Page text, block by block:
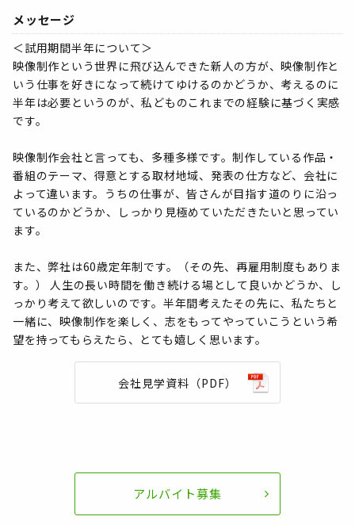
メッセージ
＜試用期間半年について＞
映像制作という世界に飛び込んできた新人の方が、映像制作と
いう仕事を好きになって続けてゆけるのかどうか、考えるのに
半年は必要というのが、私どものこれまでの経験に基づく実感
です。
映像制作会社と言っても、多種多様です。制作している作品・
番組のテーマ、得意とする取材地域、発表の仕方など、会社に
よって違います。うちの仕事が、皆さんが目指す道のりに沿っ
ているのかどうか、しっかり見極めていただきたいと思ってい
ます。
また、弊社は60歳定年制です。（その先、再雇用制度もありま
す。） 人生の長い時間を働き続ける場として良いかどうか、し
っかり考えて欲しいのです。半年間考えたその先に、私たちと
一緒に、映像制作を楽しく、志をもってやっていこうという希
望を持ってもらえたら、とても嬉しく思います。
会社見学資料（PDF）
アルバイト募集